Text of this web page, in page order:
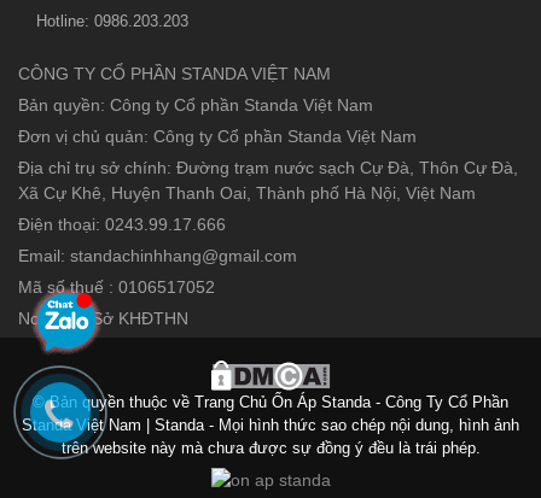
Hotline: 0986.203.203
CÔNG TY CỔ PHẦN STANDA VIỆT NAM
Bản quyền: Công ty Cổ phần Standa Việt Nam
Đơn vị chủ quản: Công ty Cổ phần Standa Việt Nam
Địa chỉ trụ sở chính: Đường trạm nước sạch Cự Đà, Thôn Cự Đà,
Xã Cự Khê, Huyện Thanh Oai, Thành phố Hà Nội, Việt Nam
Điện thoại: 0243.99.17.666
Email: standachinhhang@gmail.com
Mã số thuế : 0106517052
Nơi cấp : Sở KHĐTHN
© Bản quyền thuộc về Trang Chủ Ổn Áp Standa - Công Ty Cổ Phần
Standa Việt Nam | Standa - Mọi hình thức sao chép nội dung, hình ảnh
trên website này mà chưa được sự đồng ý đều là trái phép.